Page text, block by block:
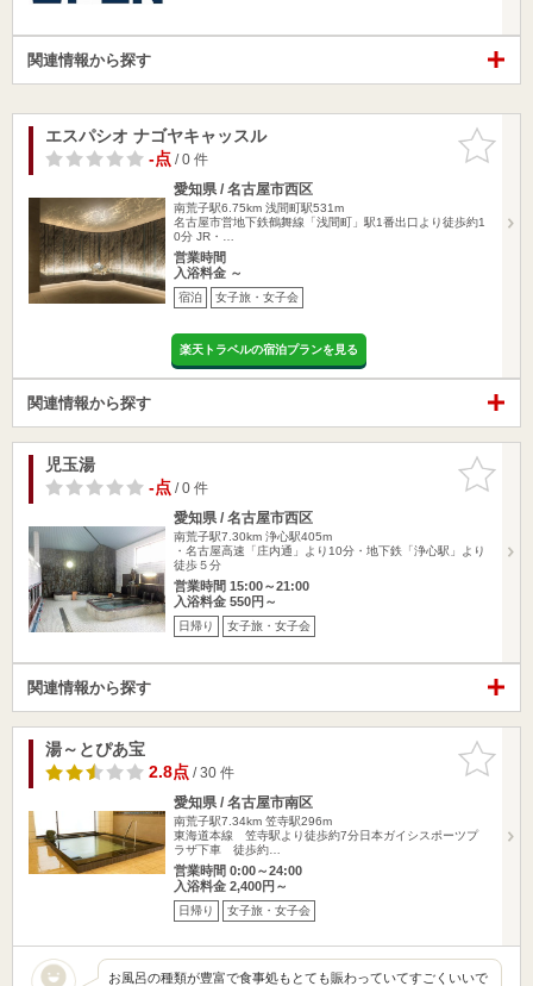
関連情報から探す
お気に入
りに追加
エスパシオ ナゴヤキャッスル
-点/ 0 件
愛知県 / 名古屋市西区
南荒子駅6.75km 浅間町駅531m
名古屋市営地下鉄鶴舞線「浅間町」駅1番出口より徒歩約1
0分 JR・…
営業時間
入浴料金 ～
宿泊 女子旅・女子会
楽天トラベルの宿泊プランを見る
関連情報から探す
お気に入
りに追加
児玉湯
-点/ 0 件
愛知県 / 名古屋市西区
南荒子駅7.30km 浄心駅405m
・名古屋高速「庄内通」より10分・地下鉄「浄心駅」より
徒歩５分
営業時間 15:00～21:00
入浴料金 550円～
日帰り 女子旅・女子会
関連情報から探す
お気に入
りに追加
湯～とぴあ宝
2.8点/ 30 件
愛知県 / 名古屋市南区
南荒子駅7.34km 笠寺駅296m
東海道本線 笠寺駅より徒歩約7分日本ガイシスポーツプ
ラザ下車 徒歩約…
営業時間 0:00～24:00
入浴料金 2,400円～
日帰り 女子旅・女子会
お風呂の種類が豊富で食事処もとても賑わっていてすごくいいで